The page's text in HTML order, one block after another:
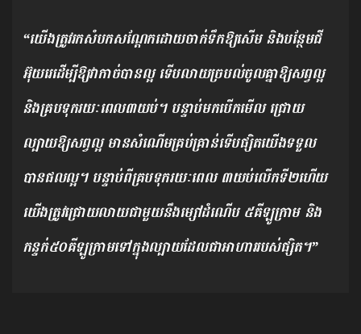
“យើងត្រូវរកសំបកសណ្ដែកដោយចាក់ទឹកឱ្យសើម និងបន្ថែមជី
អ៊ុយរេដើម្បីឱ្យវាកាច់បានល្អ ទើបលាយច្របល់ចូលគ្នាឱ្យសព្វល្អ
និងគ្របទុករយៈពេល៣យប់។ បន្ទាប់មកបើកមើល ជ្រោយ
ល្បាយឱ្យសព្វល្អ មានសំណើមគ្រប់គ្រាន់ទើបផ្សិតយើងទទួល
បានផលល្អ។ បន្ទាប់ពីគ្របទុករយៈពេល ៣យប់លើកទី២ហើយ
យើងត្រូវជ្រោយលាយជាមួយនឹងម្សៅដំណើប ៥គីឡូក្រាម និង
កន្ទក់៥០គីឡូក្រាមទៅក្នុងល្បាយដែលជាអាហាររបស់ផ្សិត។”